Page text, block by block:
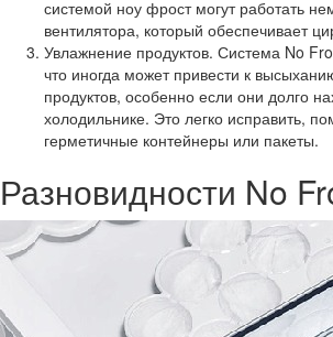
системой ноу фрост могут работать
вентилятора, который обеспечивает
Увлажнение продуктов. Система No
что иногда может привести к
продуктов, особенно если они долго
холодильнике. Это легко исправить,
герметичные контейнеры или пакеты.
Разновидности No